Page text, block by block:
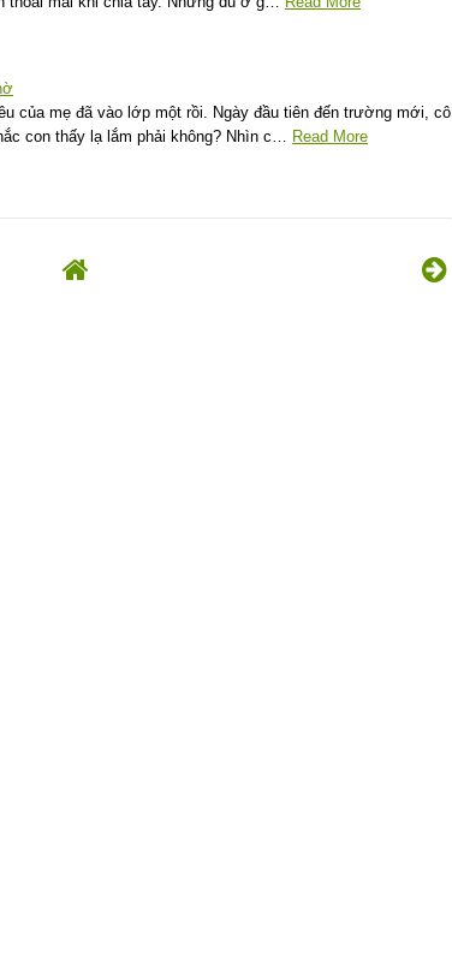
của mẹ đã vào lớp một rồi. Ngày đầu tiên đến trường mới, cô
con thấy lạ lắm phải không? Nhìn c…
Read More